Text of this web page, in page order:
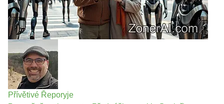
Přívětivé Řeporyje